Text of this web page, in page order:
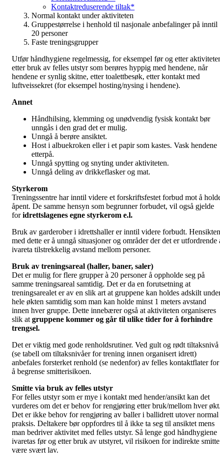
Kontaktreduserende tiltak*
Normal kontakt under aktiviteten
Gruppestørrelse i henhold til nasjonale anbefalinger på inntil
20 personer
Faste treningsgrupper
Utfør håndhygiene regelmessig, for eksempel før og etter
etter bruk av felles utstyr som berøres hyppig med hendene, når
hendene er synlig skitne, etter toalettbesøk, etter kontakt med
luftveissekret (for eksempel hosting/nysing i hendene).
Annet
Håndhilsing, klemming og unødvendig fysisk kontakt bør
unngås i den grad det er mulig.
Unngå å berøre ansiktet.
Host i albuekroken eller i et papir som kastes. Vask hendene
etterpå.
Unngå spytting og snyting under aktiviteten.
Unngå deling av drikkeflasker og mat.
Styrkerom
Treningssentre har inntil videre et forskriftsfestet forbud mot å
åpent. De samme hensyn som begrunner forbudet, vil også gjelde
foridrettslagenes egne styrkerom e.l.
Bruk av garderober i idrettshaller er inntil videre forbudt. Hensikten
med dette er å unngå situasjoner og områder der det er utfordrende
ivareta tilstrekkelig avstand mellom personer.
Bruk av treningsareal (haller, baner, saler)
Det er mulig for flere grupper à 20 personer å oppholde seg på
samme treningsareal samtidig. Det er da en forutsetning at
treningsarealet er av en slik art at gruppene kan holdes adskilt
hele økten samtidig som man kan holde minst 1 meters avstand
innen hver gruppe. Dette innebærer også at aktiviteten organiseres
slik at gruppene kommer og går til ulike tider for å forhindre
trengsel.
Det er viktig med gode renholdsrutiner. Ved gult og rødt tiltaksnivå
(se tabell om tiltaksnivåer for trening innen organisert idrett)
anbefales forsterket renhold (se nedenfor) av felles kontaktflater for
å begrense smitterisikoen.
Smitte via bruk av felles utstyr
For felles utstyr som er mye i kontakt med hender/ansikt kan det
vurderes om det er behov for rengjøring etter bruk/mellom hver
Det er ikke behov for rengjøring av baller i ballidrett utover normal
praksis. Deltakere bør oppfordres til å ikke ta seg til ansiktet mens
man bedriver aktivitet med felles utstyr. Så lenge god håndhygiene
ivaretas før og etter bruk av utstyret, vil risikoen for indirekte smitte
være svært lav.